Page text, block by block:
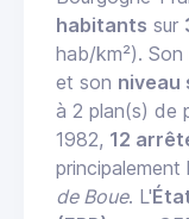
habitants sur
hab/km²). Son
et son niveau
à 2 plan(s) de
1982, 12
principalement
de Boue. L'